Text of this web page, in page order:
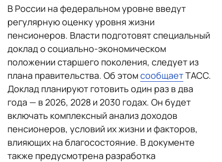
В России на федеральном уровне введут
регулярную оценку уровня жизни
пенсионеров. Власти подготовят специальный
доклад о социально-экономическом
положении старшего поколения, следует из
плана правительства. Об этомсообщаетТАСС.
Доклад планируют готовить один раз в два
года — в 2026, 2028 и 2030 годах. Он будет
включать комплексный анализ доходов
пенсионеров, условий их жизни и факторов,
влияющих на благосостояние. В документе
также предусмотрена разработка